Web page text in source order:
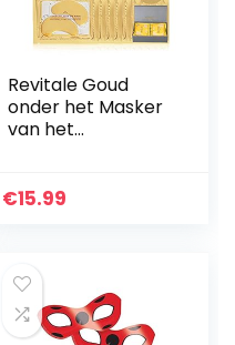
Revitale Goud
onder het Masker
van het
Vochtverzorging
€15.99